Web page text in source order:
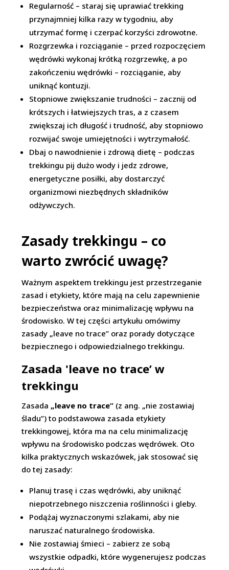
Regularność – staraj się uprawiać trekking
przynajmniej kilka razy w tygodniu, aby
utrzymać formę i czerpać korzyści zdrowotne.
Rozgrzewka i rozciąganie – przed rozpoczęciem
wędrówki wykonaj krótką rozgrzewkę, a po
zakończeniu wędrówki – rozciąganie, aby
uniknąć kontuzji.
Stopniowe zwiększanie trudności – zacznij od
krótszych i łatwiejszych tras, a z czasem
zwiększaj ich długość i trudność, aby stopniowo
rozwijać swoje umiejętności i wytrzymałość.
Dbaj o nawodnienie i zdrową dietę – podczas
trekkingu pij dużo wody i jedz zdrowe,
energetyczne posiłki, aby dostarczyć
organizmowi niezbędnych składników
odżywczych.
Zasady trekkingu – co
warto zwrócić uwagę?
Ważnym aspektem trekkingu jest przestrzeganie
zasad i etykiety, które mają na celu zapewnienie
bezpieczeństwa oraz minimalizację wpływu na
środowisko. W tej części artykułu omówimy
zasady „leave no trace” oraz porady dotyczące
bezpiecznego i odpowiedzialnego trekkingu.
Zasada 'leave no trace’ w
trekkingu
Zasada „leave no trace” (z ang. „nie zostawiaj
śladu”) to podstawowa zasada etykiety
trekkingowej, która ma na celu minimalizację
wpływu na środowisko podczas wędrówek. Oto
kilka praktycznych wskazówek, jak stosować się
do tej zasady:
Planuj trasę i czas wędrówki, aby uniknąć
niepotrzebnego niszczenia roślinności i gleby.
Podążaj wyznaczonymi szlakami, aby nie
naruszać naturalnego środowiska.
Nie zostawiaj śmieci – zabierz ze sobą
wszystkie odpadki, które wygenerujesz podczas